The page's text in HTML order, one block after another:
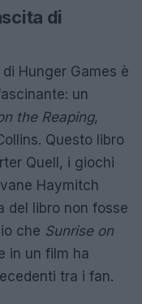
di
Hunger Games è
un
the Reaping,
Questo libro
Quell, i giochi
Haymitch
del libro non fosse
che Sunrise on
in un film ha
tra i fan.